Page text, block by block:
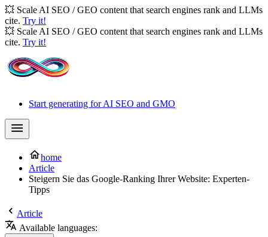
💥 Scale AI SEO / GEO content that search engines rank and LLMs
cite. Try it!
💥 Scale AI SEO / GEO content that search engines rank and LLMs
cite. Try it!
Start generating for AI SEO and GMO
home
Article
Steigern Sie das Google-Ranking Ihrer Website: Experten-
Tipps
Article
Available languages: